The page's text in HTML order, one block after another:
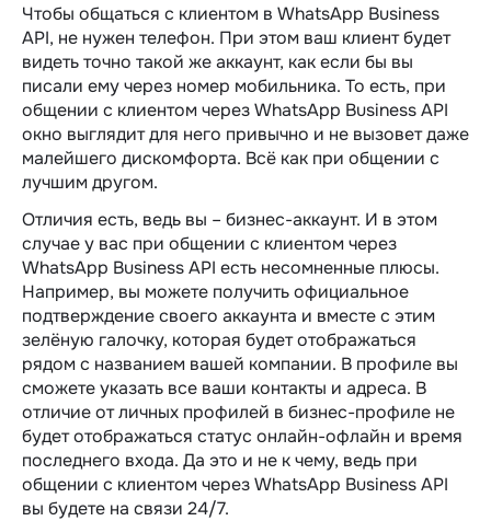
Чтобы общаться с клиентом в WhatsApp Business
API, не нужен телефон. При этом ваш клиент будет
видеть точно такой же аккаунт, как если бы вы
писали ему через номер мобильника. То есть, при
общении с клиентом через WhatsApp Business API
окно выглядит для него привычно и не вызовет даже
малейшего дискомфорта. Всё как при общении с
лучшим другом.
Отличия есть, ведь вы – бизнес-аккаунт. И в этом
случае у вас при общении с клиентом через
WhatsApp Business API есть несомненные плюсы.
Например, вы можете получить официальное
подтверждение своего аккаунта и вместе с этим
зелёную галочку, которая будет отображаться
рядом с названием вашей компании. В профиле вы
сможете указать все ваши контакты и адреса. В
отличие от личных профилей в бизнес-профиле не
будет отображаться статус онлайн-офлайн и время
последнего входа. Да это и не к чему, ведь при
общении с клиентом через WhatsApp Business API
вы будете на связи 24/7.